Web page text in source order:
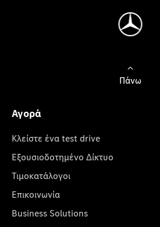
Πάνω
Αγορά
Κλείστε ένα test drive
Εξουσιοδοτημένο Δίκτυο
Τιμοκατάλογοι
Επικοινωνία
Business Solutions